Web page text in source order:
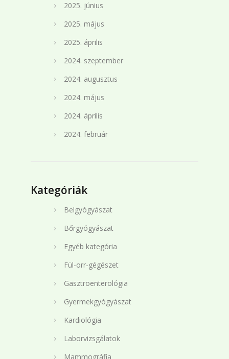
2025. június
2025. május
2025. április
2024. szeptember
2024. augusztus
2024. május
2024. április
2024. február
Kategóriák
Belgyógyászat
Bőrgyógyászat
Egyéb kategória
Fül-orr-gégészet
Gasztroenterológia
Gyermekgyógyászat
Kardiológia
Laborvizsgálatok
Mammográfia